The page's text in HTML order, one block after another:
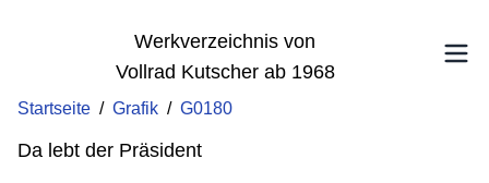
Werkverzeichnis von
Vollrad Kutscher ab 1968
Startseite / Grafik / G0180
Da lebt der Präsident